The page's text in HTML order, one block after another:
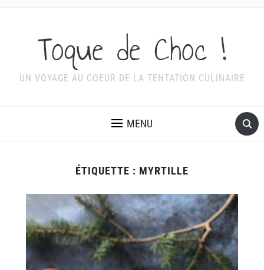
Toque de Choc !
UN VOYAGE AU COEUR DE LA TENTATION CULINAIRE
MENU
ÉTIQUETTE : MYRTILLE